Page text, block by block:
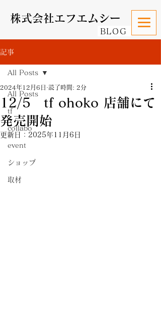
株式会社エフエムシー
BLOG
記事
All Posts
tf
collabo
event
ショップ
取材
All Posts
12/5 tf ohoko 店舗にて
発売開始
2024年12月6日 読了時間: 2分
更新日： 2025年11月6日